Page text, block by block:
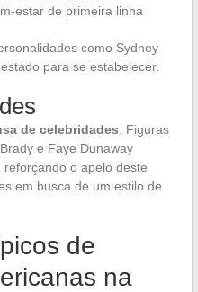
estar de primeira linha
como Sydney
para se estabelecer.
de celebridades . Figuras
e Faye Dunaway
o apelo deste
em busca de um estilo de
de
na